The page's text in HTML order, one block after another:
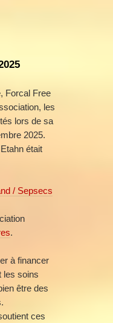
Forcal Free
les
lors de sa
2025.
était
/ Sepsecs
.
à financer
les soins
être des
ces